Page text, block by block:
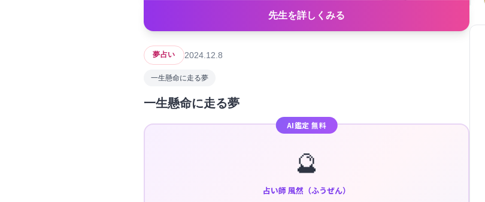
先生を詳しくみる
夢占い 2024.12.8
一生懸命に走る夢
一生懸命に走る夢
AI鑑定 無料
🔮
占い師 風然（ふうぜん）